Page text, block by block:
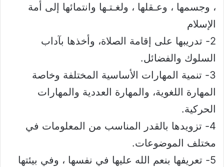
، وجسمها ، وعـقلها ، ولغـتـها وانتمائها إلى أمة
الإسلام
2- تدريبها على إقامة الصلاة، وأخذها بآداب
السلوك والفضائل.
3- تنمية المهارات الأساسية المختلفة وخاصة
المهارة اللغوية، والمهارة العددية والمهارات
الحركية.
4- تزويدها بالقدر المناسب من المعلومات في
مختلف الموضوعات.
5- تعريفها بنعم الله عليها في نفسها ، وفي بيئتها